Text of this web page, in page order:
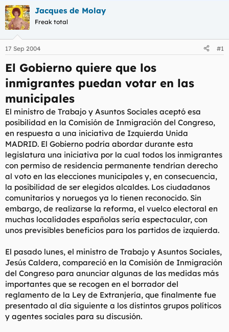
i
c
i
a
d
o
l
t
m
a
h
e
i
i
Jacques de Molay
Freak total
17 Sep 2004 #1
El Gobierno quiere que los
inmigrantes puedan votar en las
municipales
El ministro de Trabajo y Asuntos Sociales aceptó esa
posibilidad en la Comisión de Inmigración del Congreso,
en respuesta a una iniciativa de Izquierda Unida
MADRID. El Gobierno podría abordar durante esta
legislatura una iniciativa por la cual todos los inmigrantes
con permiso de residencia permanente tendrían derecho
al voto en las elecciones municipales y, en consecuencia,
la posibilidad de ser elegidos alcaldes. Los ciudadanos
comunitarios y noruegos ya lo tienen reconocido. Sin
embargo, de realizarse la reforma, el vuelco electoral en
muchas localidades españolas sería espectacular, con
unos previsibles beneficios para los partidos de izquierda.
El pasado lunes, el ministro de Trabajo y Asuntos Sociales,
Jesús Caldera, compareció en la Comisión de Inmigración
del Congreso para anunciar algunas de las medidas más
importantes que se recogen en el borrador del
reglamento de la Ley de Extranjería, que finalmente fue
presentado al día siguiente a los distintos grupos políticos
y agentes sociales para su discusión.